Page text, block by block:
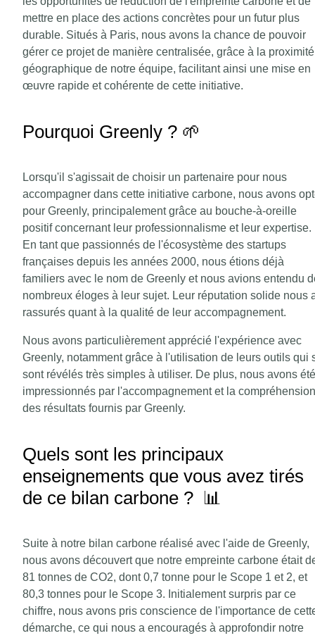
mettre en place des actions concrètes pour un futur plus
durable. Situés à Paris, nous avons la chance de pouvoir
gérer ce projet de manière centralisée, grâce à la proximité
géographique de notre équipe, facilitant ainsi une mise en
œuvre rapide et cohérente de cette initiative.
Pourquoi Greenly ? 🌱
Lorsqu'il s'agissait de choisir un partenaire pour nous
accompagner dans cette initiative carbone, nous avons
pour Greenly, principalement grâce au bouche-à-oreille
positif concernant leur professionnalisme et leur expertise.
En tant que passionnés de l'écosystème des startups
françaises depuis les années 2000, nous étions déjà
familiers avec le nom de Greenly et nous avions entendu
nombreux éloges à leur sujet. Leur réputation solide nous
rassurés quant à la qualité de leur accompagnement.
Nous avons particulièrement apprécié l'expérience avec
Greenly, notamment grâce à l'utilisation de leurs outils qui
sont révélés très simples à utiliser. De plus, nous avons été
impressionnés par l'accompagnement et la compréhension
des résultats fournis par Greenly.
Quels sont les principaux
enseignements que vous avez tirés
de ce bilan carbone ? 📊
Suite à notre bilan carbone réalisé avec l'aide de Greenly,
nous avons découvert que notre empreinte carbone était
81 tonnes de CO2, dont 0,7 tonne pour le Scope 1 et 2, et
80,3 tonnes pour le Scope 3. Initialement surpris par ce
chiffre, nous avons pris conscience de l'importance de
démarche, ce qui nous a encouragés à approfondir notre